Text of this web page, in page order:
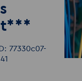
77330c07-